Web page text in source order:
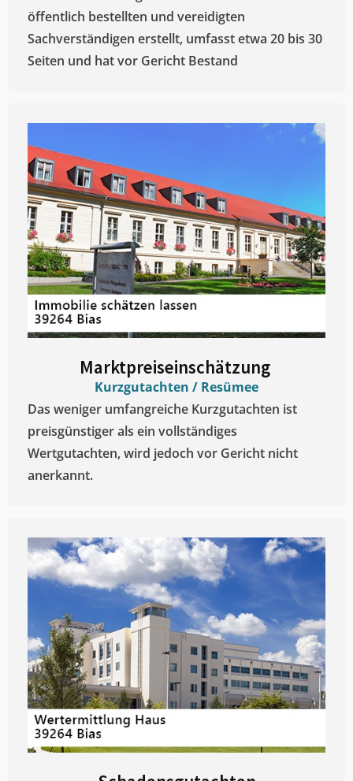
öffentlich bestellten und vereidigten
Sachverständigen erstellt, umfasst etwa 20 bis 30
Seiten und hat vor Gericht Bestand
Marktpreiseinschätzung ​
Kurzgutachten / Resümee
Das weniger umfangreiche Kurzgutachten ist
preisgünstiger als ein vollständiges
Wertgutachten, wird jedoch vor Gericht nicht
anerkannt.